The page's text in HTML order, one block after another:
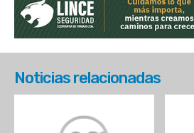
Noticias relacionadas